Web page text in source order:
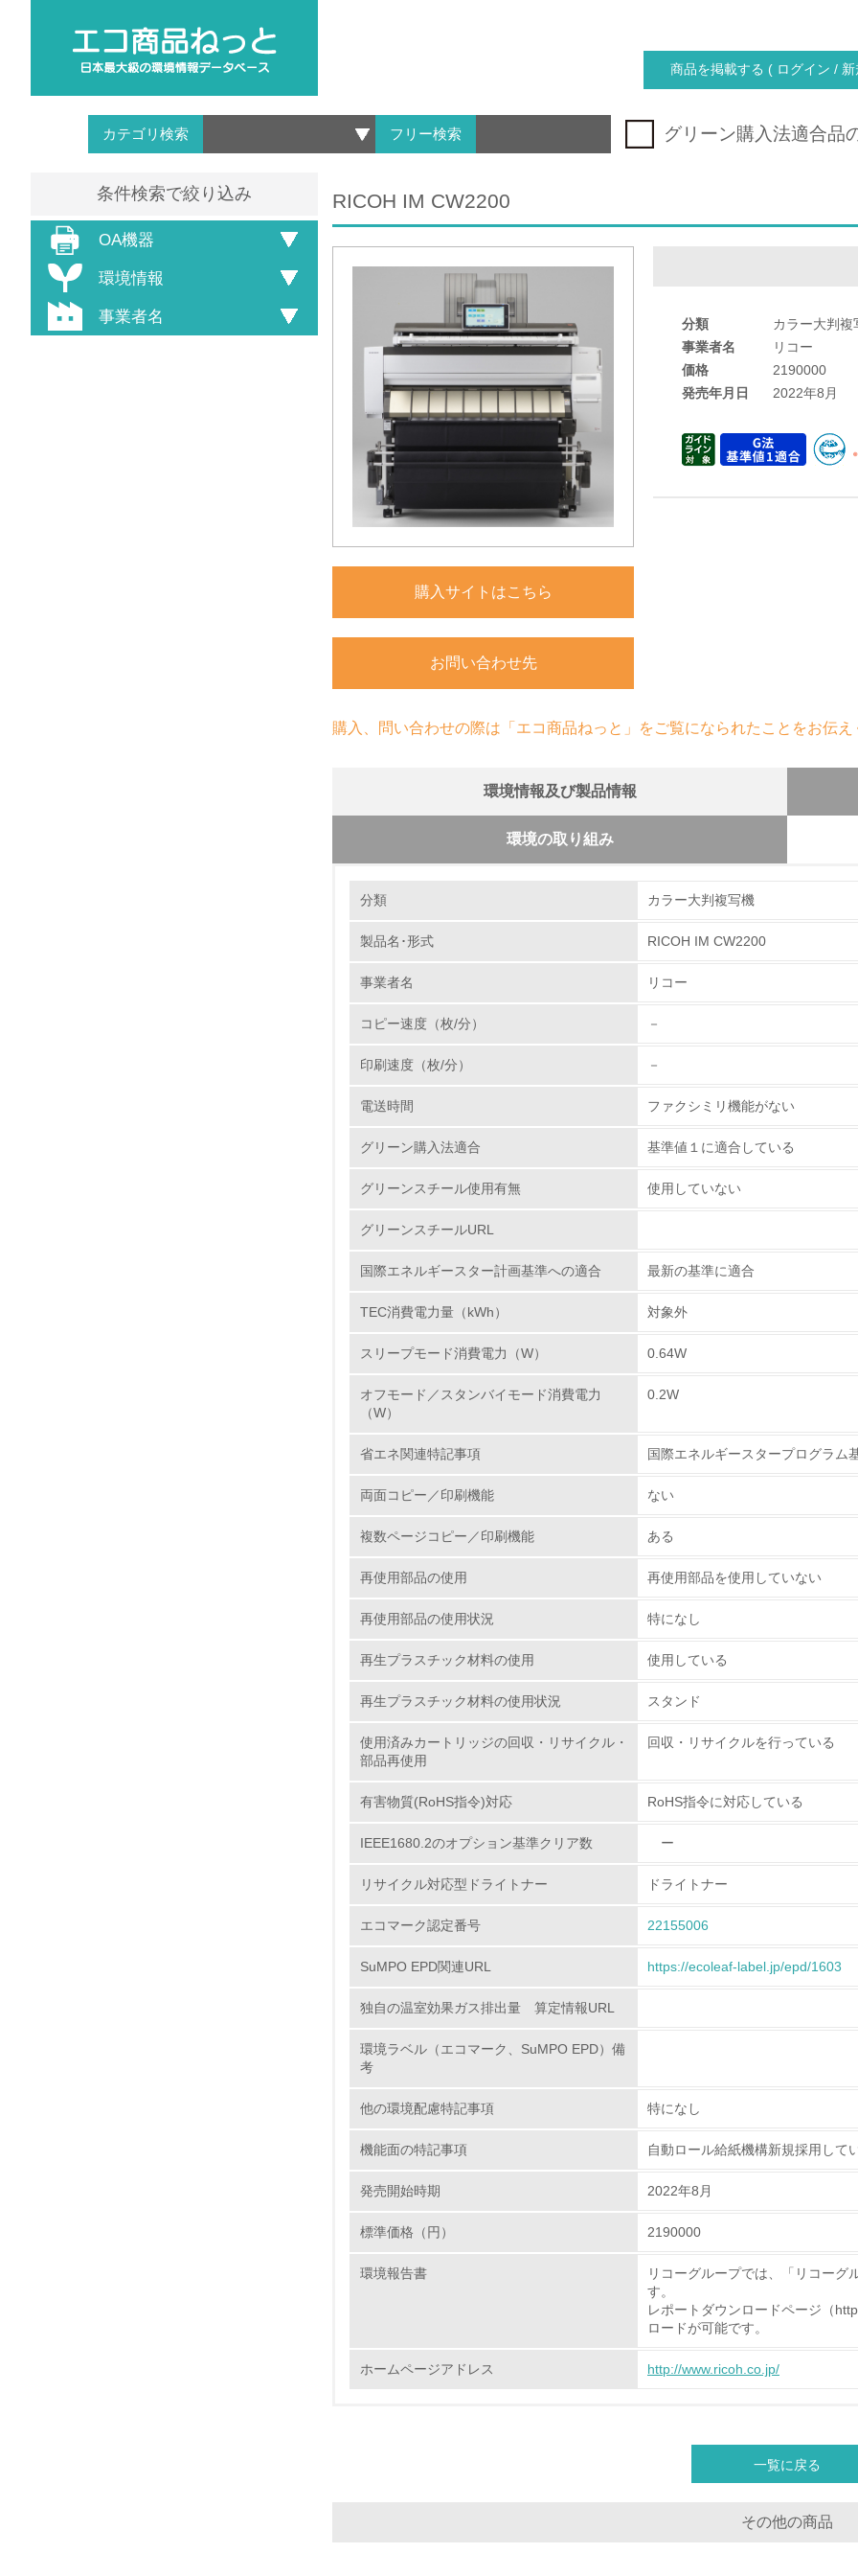
商品を掲載する ( ログイン / 新
カテゴリ検索 フリー検索 グリーン購入法適合品
条件検索で絞り込み
OA機器
環境情報
事業者名
RICOH IM CW2200
購入サイトはこちら
お問い合わせ先
分類
カラー大判複
事業者名
リコー
価格
2190000
発売年月日
2022年8月
購入、問い合わせの際は「エコ商品ねっと」をご覧になられたことをお伝え
環境情報及び製品情報
環境の取り組み
1.環境取り組み体制
No.
5. 環境取り組み体制と成果を定期的に検証して次の活動に活かして
6. 従業員が環境方針に基づいて自分の業務の中で行うべき環境対
7.
環境活動に関する規格やプログラムを導入している
8. 第三者認証を取得している
9. <L1> 資源（投入原料、水等）とエネルギー（電力、重油、ガス
10. <L2> 資源とエネルギーの使用量の把握をし、具体的な削減目標
環境配慮型製品・サービスの
11. <L1> 環境配慮型製品・サービスの製造・販売を積極的に行って
12. <L2> 環境配慮型製品・サービスの製造・販売状況を把握し、具
非該当（化学物質を使用していない）
<L1> 化学物質の使用量及び外部（大気・水・土壌）への排出量
18. <L2> 化学物質の使用量及び外部への排出量を把握し、具体的な
<L1> 廃棄物の発生量の削減及びリサイクルの推進、適正処理を
製品本体とカートリッジの回収・リサイクルのしくみ
集められる使用済み製品をさらに全国１９の回収センターへと輸
サイクル・部品リサイクル・マテリアルリサイクル・ケミカルリ
再資源化率１００％に向けて取り組んでいます。カートリッジで
ートを新たに追加し、リコーグループ全体で積極的に回収を行っ
で選別・分解・分別処理を行ない、新品と同一基準でリサイクル
バイオプラスチックの環境影響評価
石油に代わる環境負荷低減素材の実用化に挑戦していきます。
分類 カラー大判複写機
製品名･形式 RICOH IM CW2200
事業者名 リコー
コピー速度（枚/分） －
印刷速度（枚/分） －
電送時間 ファクシミリ機能がない
グリーン購入法適合 基準値１に適合している
グリーンスチール使用有無 使用していない
グリーンスチールURL
国際エネルギースター計画基準への適合 最新の基準に適合
TEC消費電力量（kWh） 対象外
スリープモード消費電力（W） 0.64W
オフモード／スタンバイモード消費電力
（W）
0.2W
省エネ関連特記事項 国際エネルギースタープログラム
両面コピー／印刷機能 ない
複数ページコピー／印刷機能 ある
再使用部品の使用 再使用部品を使用していない
再使用部品の使用状況 特になし
再生プラスチック材料の使用 使用している
再生プラスチック材料の使用状況 スタンド
使用済みカートリッジの回収・リサイクル・
部品再使用
回収・リサイクルを行っている
有害物質(RoHS指令)対応 RoHS指令に対応している
IEEE1680.2のオプション基準クリア数 ー
リサイクル対応型ドライトナー ドライトナー
エコマーク認定番号 22155006
SuMPO EPD関連URL https://ecoleaf-label.jp/epd/1603
独自の温室効果ガス排出量 算定情報URL
環境ラベル（エコマーク、SuMPO EPD）備
考
他の環境配慮特記事項 特になし
機能面の特記事項 自動ロール給紙機構新規採用して
発売開始時期 2022年8月
標準価格（円） 2190000
環境報告書
リコーグループでは、「リコーグ
す。
レポートダウンロードページ（
ロードが可能です。
ホームページアドレス http://www.ricoh.co.jp/
一覧に戻る
その他の商品